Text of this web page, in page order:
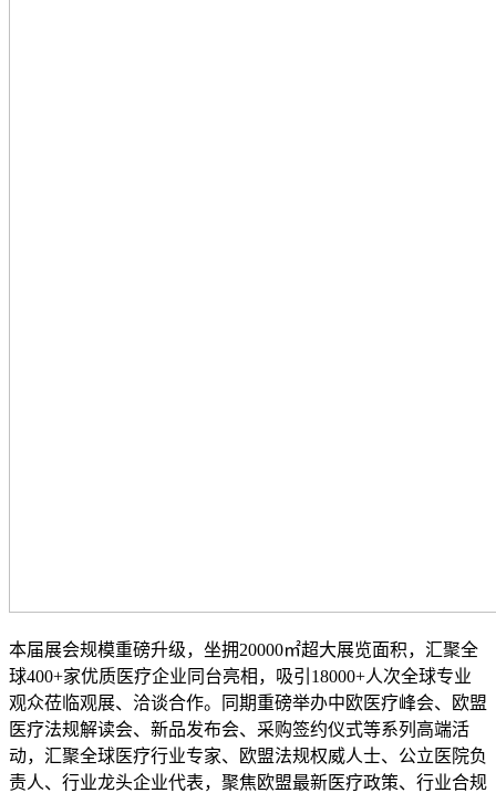
本届展会规模重磅升级，坐拥20000㎡超大展览面积，汇聚全
球400+家优质医疗企业同台亮相，吸引18000+人次全球专业
观众莅临观展、洽谈合作。同期重磅举办中欧医疗峰会、欧盟
医疗法规解读会、新品发布会、采购签约仪式等系列高端活
动，汇聚全球医疗行业专家、欧盟法规权威人士、公立医院负
责人、行业龙头企业代表，聚焦欧盟最新医疗政策、行业合规